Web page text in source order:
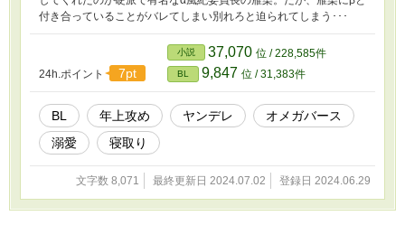
付き合っていることがバレてしまい別れろと迫られてしまう･･･
24h.ポイント 7pt
小説 37,070 位 / 228,585件
BL 9,847 位 / 31,383件
BL 年上攻め ヤンデレ
オメガバース
溺愛
寝取り
文字数 8,071 最終更新日 2024.07.02 登録日 2024.06.29